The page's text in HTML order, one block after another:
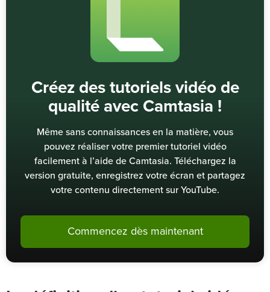
Créez des tutoriels vidéo de
qualité avec Camtasia !
Même sans connaissances en la matière, vous
pouvez réaliser votre premier tutoriel vidéo
facilement à l’aide de Camtasia. Téléchargez la
version gratuite, enregistrez votre écran et partagez
votre contenu directement sur YouTube.
Commencez dès maintenant